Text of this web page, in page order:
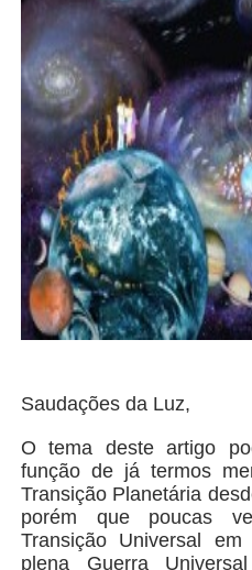
Saudações da Luz,
O tema deste artigo
função de já termos
Transição Planetária
porém que poucas
Transição Universal
plena Guerra